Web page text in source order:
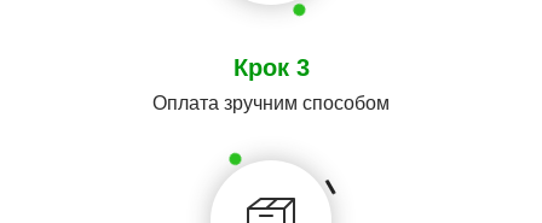
Крок 3
Оплата зручним способом